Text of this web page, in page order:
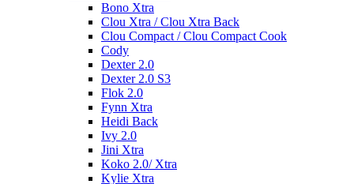
Bono Xtra
Clou Xtra / Clou Xtra Back
Clou Compact / Clou Compact Cook
Cody
Dexter 2.0
Dexter 2.0 S3
Flok 2.0
Fynn Xtra
Heidi Back
Ivy 2.0
Jini Xtra
Koko 2.0/ Xtra
Kylie Xtra